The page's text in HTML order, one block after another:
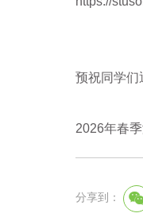
预祝同学们
2026年春
分享到：